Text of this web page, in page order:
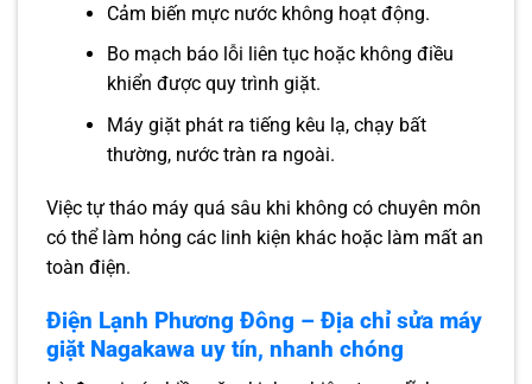
Cảm biến mực nước không hoạt động.
Bo mạch báo lỗi liên tục hoặc không điều
khiển được quy trình giặt.
Máy giặt phát ra tiếng kêu lạ, chạy bất
thường, nước tràn ra ngoài.
Việc tự tháo máy quá sâu khi không có chuyên môn
có thể làm hỏng các linh kiện khác hoặc làm mất an
toàn điện.
Điện Lạnh Phương Đông – Địa chỉ sửa máy
giặt Nagakawa uy tín, nhanh chóng